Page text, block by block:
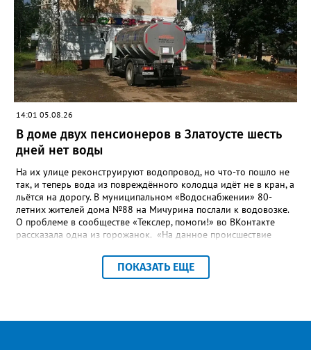
оценив размер вложений, а также представить перечень
бесхозных объектов и возможные сценарии развития этой
сферы городского хозяйства. В июне 2025 года
«Златоуст.инфо» сообщал о подобных торгах. Тогда цена
вопроса была почти в три раза выше - 9 миллионов 13 тысяч
486 рублей, а в списке работ была разработка электронной
системы ливнёвок.
14:01 05.08.26
В доме двух пенсионеров в Златоусте шесть
дней нет воды
На их улице реконструируют водопровод, но что-то пошло не
так, и теперь вода из повреждённого колодца идёт не в кран, а
льётся на дорогу. В муниципальном «Водоснабжении» 80-
летних жителей дома №88 на Мичурина послали к водовозке.
О проблеме в сообществе «Текслер, помоги!» во ВКонтакте
рассказала одна из горожанок. «На данное происшествие
гл.инженера Шепелева А.Н. из обслуживающей организации
МУП ЗГО "Златоустовское Водоснабжение" ул. Островского, 7,
пунктуация авторские). Под обращением есть комментарий
ПОКАЗАТЬ ЕЩЕ